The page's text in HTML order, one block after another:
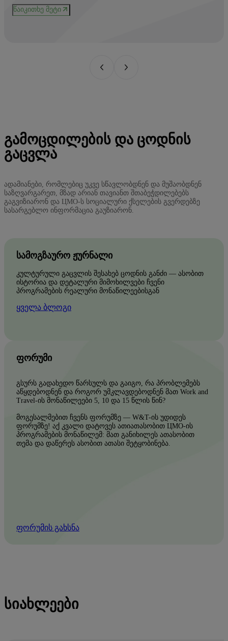
წაიკითხე მეტი
ᲒᲐᲛᲝᲪᲓᲘᲚᲔᲑᲘᲡ ᲓᲐ ᲪᲝᲓᲜᲘᲡ
ᲒᲐᲪᲕᲚᲐ
ადამიანები, რომლებიც უკვე სწავლობდნენ და მუშაობდნენ
საზღვარგარეთ, მზად არიან თავიანთ შთაბეჭდილებებს
გაგვიზიარონ და ЦМО-ს სოციალური ქსელების გვერდებზე
სასარგებლო ინფორმაცია გაუზიარონ.
ᲡᲐᲛᲝᲒᲖᲐᲣᲠᲝ ᲟᲣᲠᲜᲐᲚᲘ
კულტურული გაცვლის შესახებ ცოდნის განძი — ასობით
ისტორია და დეტალური მიმოხილვები ჩვენი
პროგრამების რეალური მონაწილეებისგან
ყველა ბლოგი
ᲤᲝᲠᲣᲛᲘ
გსურს გადახედო წარსულს და გაიგო, რა პრობლემებს
აწყდებოდნენ და როგორ უმკლავდებოდნენ მათ Work and
Travel-ის მონაწილეები 5, 10 და 15 წლის წინ?
მოგესალმებით ჩვენს ფორუმზე — W&T-ის უდიდეს
ფორუმზე! აქ კვალი დატოვეს ათიათასობით ЦМО-ის
პროგრამების მონაწილემ: მათ განიხილეს ათასობით
თემა და დაწერეს ასობით ათასი შეტყობინება.
ფორუმის გახსნა
ᲡᲘᲐᲮᲚᲔᲔᲑᲘ